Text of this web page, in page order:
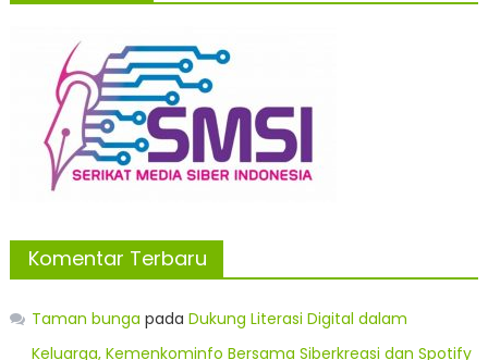
Komentar Terbaru
Taman bunga pada Dukung Literasi Digital dalam
Keluarga, Kemenkominfo Bersama Siberkreasi dan Spotify